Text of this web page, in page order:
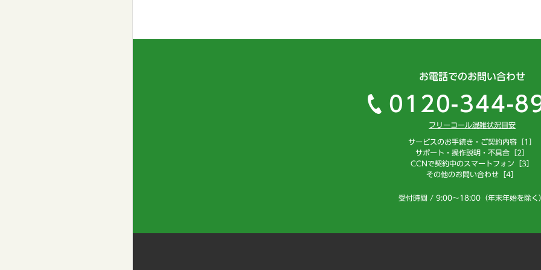
お電話でのお問い合わせ
0120-344-
フリーコール混雑状況目安
サービスのお手続き・ご契約内容［1］
サポート・操作説明・不具合［2］
CCNで契約中のスマートフォン［3］
その他のお問い合わせ［4］
受付時間 / 9:00～18:00（年末年始を除く